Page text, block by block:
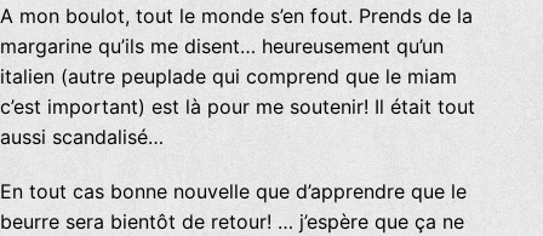
A mon boulot, tout le monde s’en fout. Prends de la
margarine qu’ils me disent… heureusement qu’un
italien (autre peuplade qui comprend que le miam
c’est important) est là pour me soutenir! Il était tout
aussi scandalisé…
En tout cas bonne nouvelle que d’apprendre que le
beurre sera bientôt de retour! … j’espère que ça ne